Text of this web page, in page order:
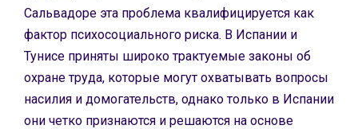
Сальвадоре эта проблема квалифицируется как
фактор психосоциального риска. В Испании и
Тунисе приняты широко трактуемые законы об
охране труда, которые могут охватывать вопросы
насилия и домогательств, однако только в Испании
они четко признаются и решаются на основе